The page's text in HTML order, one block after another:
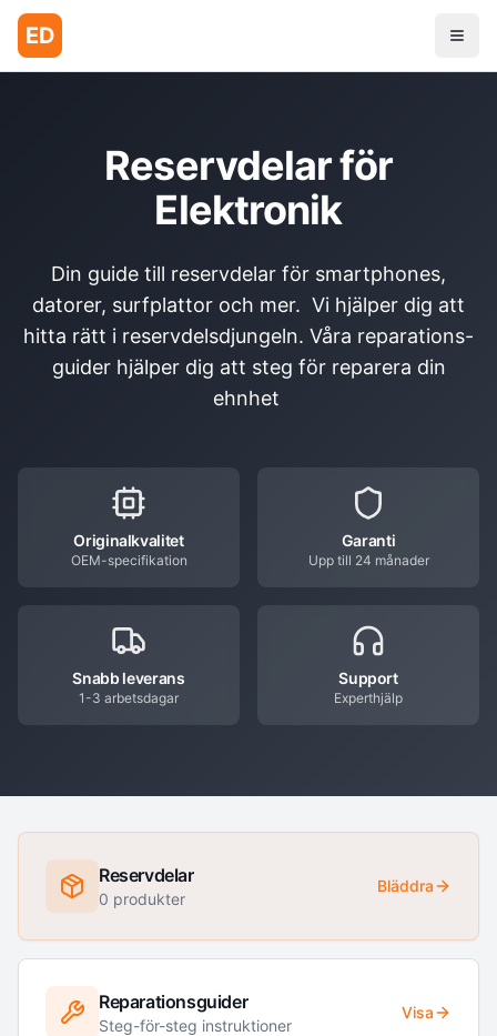
ED
Reservdelar för
Elektronik
Din guide till reservdelar för smartphones,
datorer, surfplattor och mer. Vi hjälper dig att
hitta rätt i reservdelsdjungeln. Våra reparations-
guider hjälper dig att steg för reparera din
ehnhet
Originalkvalitet
OEM-specifikation
Garanti
Upp till 24 månader
Snabb leverans
1-3 arbetsdagar
Support
Experthjälp
Reservdelar
0 produkter
Bläddra
Reparationsguider
Steg-för-steg instruktioner
Visa